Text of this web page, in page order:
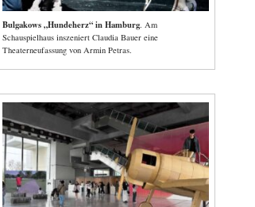
Bulgakows „Hundeherz“ in Hamburg. Am
Schauspielhaus inszeniert Claudia Bauer eine
Theaterneufassung von Armin Petras.